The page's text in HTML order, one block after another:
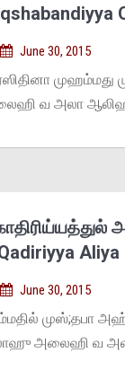
June 30, 2015
முஹம்மது
வ அலா
Aliya
June 30, 2015
முஸ்;தபா
அலைஹி வ